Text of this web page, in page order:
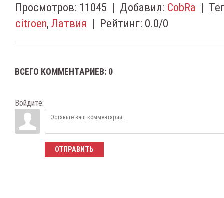
Просмотров: 11045 | Добавил: CobRa |
citroen, Латвия | Рейтинг: 0.0/0
ВСЕГО КОММЕНТАРИЕВ: 0
Войдите:
ОТПРАВИТЬ